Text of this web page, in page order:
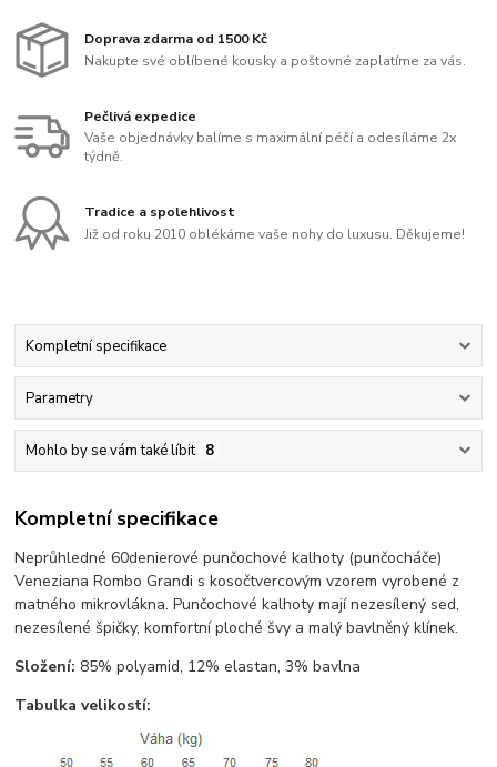
Doprava zdarma od 1500 Kč
Nakupte své oblíbené kousky a poštovné zaplatíme za vás.
Pečlivá expedice
Vaše objednávky balíme s maximální péčí a odesíláme 2x
týdně.
Tradice a spolehlivost
Již od roku 2010 oblékáme vaše nohy do luxusu. Děkujeme!
Kompletní specifikace
Parametry
Mohlo by se vám také líbit 8
Kompletní specifikace
Neprůhledné 60denierové punčochové kalhoty (punčocháče)
Veneziana Rombo Grandi s kosočtvercovým vzorem vyrobené z
matného mikrovlákna. Punčochové kalhoty mají nezesílený sed,
nezesílené špičky, komfortní ploché švy a malý bavlněný klínek.
Složení: 85% polyamid, 12% elastan, 3% bavlna
Tabulka velikostí: